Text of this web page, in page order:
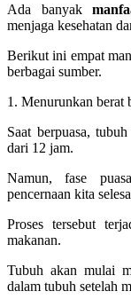
Ada banyak
menjaga kesehatan
Berikut ini empat
berbagai sumber.
1. Menurunkan berat
Saat berpuasa,
dari 12 jam.
Namun, fase
pencernaan kita
Proses tersebut
makanan.
Tubuh akan mulai
dalam tubuh setelah